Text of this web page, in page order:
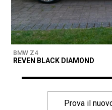
BMW Z4
REVEN BLACK DIAMOND
Prova il